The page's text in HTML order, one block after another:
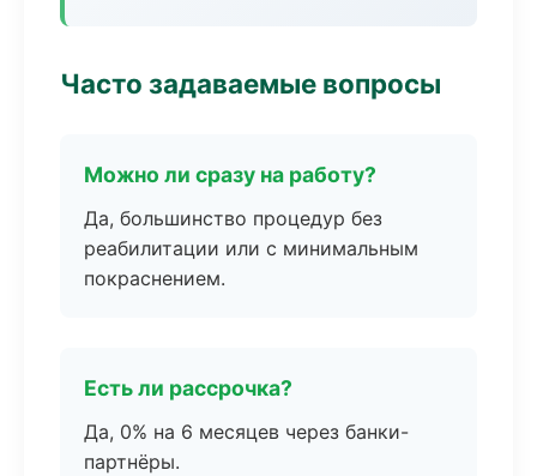
Часто задаваемые вопросы
Можно ли сразу на работу?
Да, большинство процедур без
реабилитации или с минимальным
покраснением.
Есть ли рассрочка?
Да, 0% на 6 месяцев через банки-
партнёры.